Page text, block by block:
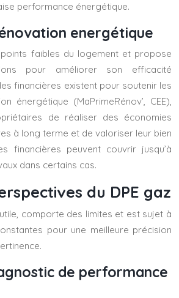
performance énergétique.
energétique
faibles du logement et propose
pour améliorer son efficacité
financières existent pour soutenir les
énergétique (MaPrimeRénov’, CEE),
de réaliser des économies
à long terme et de valoriser leur bien
financières peuvent couvrir jusqu’à
dans certains cas.
du DPE gaz
comporte des limites et est sujet à
pour une meilleure précision
de performance